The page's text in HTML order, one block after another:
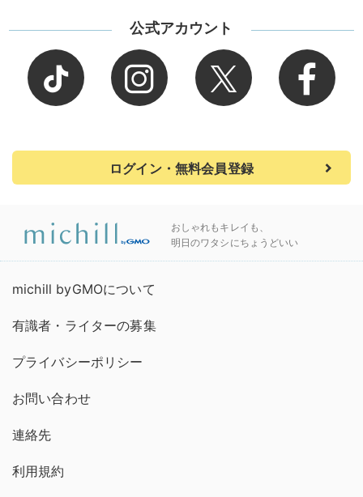
公式アカウント
ログイン・無料会員登録
おしゃれもキレイも、
明日のワタシにちょうどいい
michill byGMOについて
有識者・ライターの募集
プライバシーポリシー
お問い合わせ
連絡先
利用規約